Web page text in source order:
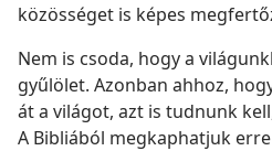
közösséget is képes
Nem is csoda, hogy a
gyűlölet. Azonban ahhoz,
át a világot, azt is tudnunk
A Bibliából megkaphatjuk